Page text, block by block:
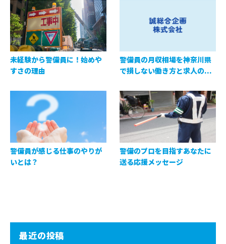
未経験から警備員に！始めや
すさの理由
警備員の月収相場を神奈川県
で損しない働き方と求人の...
警備員が感じる仕事のやりが
いとは？
警備のプロを目指すあなたに
送る応援メッセージ
最近の投稿